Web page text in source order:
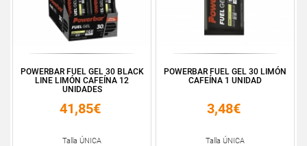
POWERBAR FUEL GEL 30 BLACK
LINE LIMÓN CAFEÍNA 12
UNIDADES
41,85€
Talla ÚNICA
POWERBAR FUEL GEL 30 LIMÓN
CAFEÍNA 1 UNIDAD
3,48€
Talla ÚNICA